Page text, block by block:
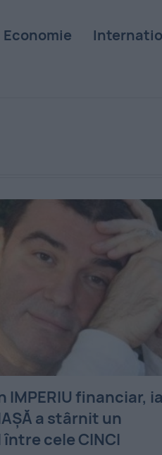
Economie
IMPERIU financiar,
a stârnit un
cele CINCI